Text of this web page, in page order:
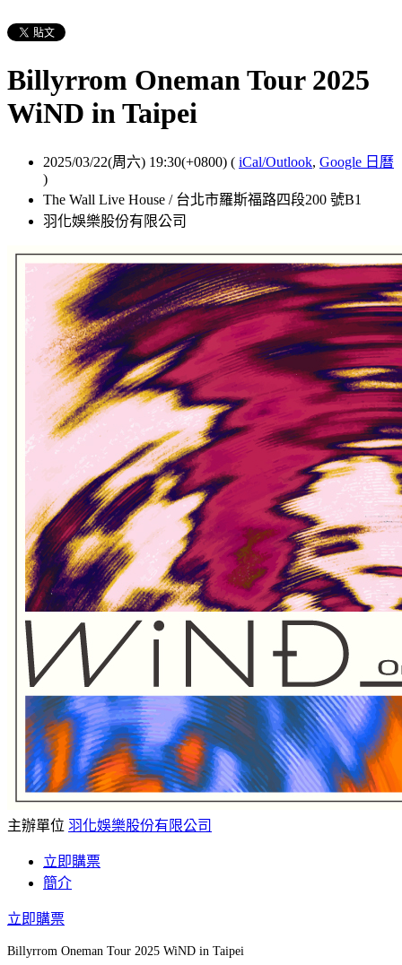
Billyrrom Oneman Tour 2025
WiND in Taipei
2025/03/22(周六) 19:30(+0800) ( iCal/Outlook, Google 日曆
)
The Wall Live House / 台北市羅斯福路四段200 號B1
羽化娛樂股份有限公司
主辦單位 羽化娛樂股份有限公司
立即購票
簡介
立即購票
Billyrrom Oneman Tour 2025 WiND in Taipei